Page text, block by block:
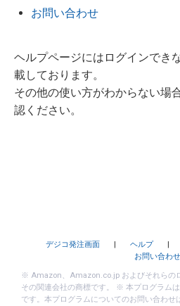
お問い合わせ
ヘルプページにはログインでき
載しております。
その他の使い方がわからない場
認ください。
デジコ発注画面 ヘルプ
お問い合わせ
※ Amazon、Amazon.co.jp およびそれらの
その関連会社の商標です。 ※ 本プログラム
です。本プログラムについてのお問い合わ